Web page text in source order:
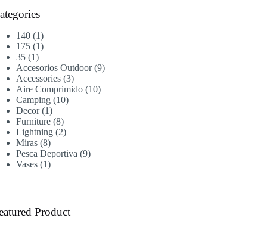
140 11
producto
175 11
35 11
producto
Accesorios Outdoor 99
Accessories 33
productos
Aire Comprimido 1010
Camping 1010
Decor 11
producto
Furniture 88
productos
Lightning 22
Miras 88
productos
Pesca Deportiva 99
Vases 11
Product